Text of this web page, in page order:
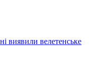
виявили велетенське